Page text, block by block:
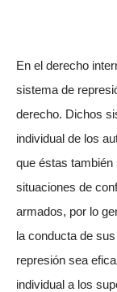
En el derecho
sistema de
derecho. Dichos
individual de los
que éstas
situaciones de
armados, por lo
la conducta de
represión sea
individual a los